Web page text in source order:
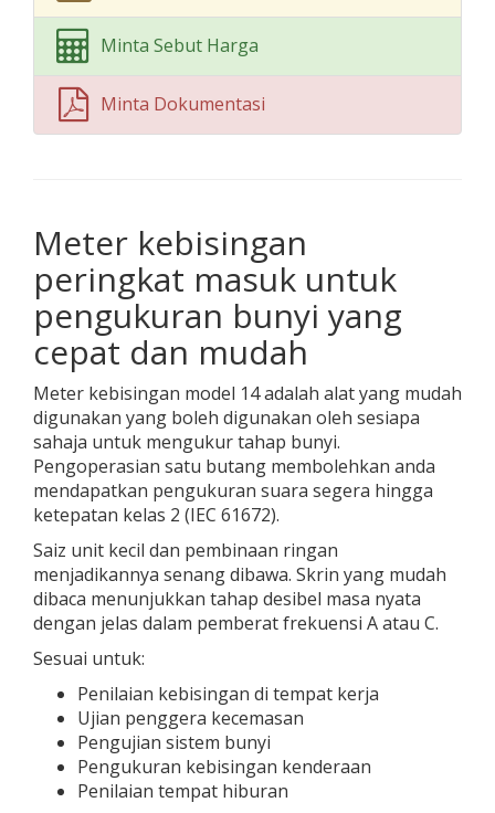
Minta Sebut Harga
Minta Dokumentasi
Meter kebisingan
peringkat masuk untuk
pengukuran bunyi yang
cepat dan mudah
Meter kebisingan model 14 adalah alat yang mudah
digunakan yang boleh digunakan oleh sesiapa
sahaja untuk mengukur tahap bunyi.
Pengoperasian satu butang membolehkan anda
mendapatkan pengukuran suara segera hingga
ketepatan kelas 2 (IEC 61672).
Saiz unit kecil dan pembinaan ringan
menjadikannya senang dibawa. Skrin yang mudah
dibaca menunjukkan tahap desibel masa nyata
dengan jelas dalam pemberat frekuensi A atau C.
Sesuai untuk:
Penilaian kebisingan di tempat kerja
Ujian penggera kecemasan
Pengujian sistem bunyi
Pengukuran kebisingan kenderaan
Penilaian tempat hiburan